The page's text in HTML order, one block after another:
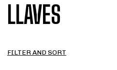
LLAVES
FILTER AND SORT